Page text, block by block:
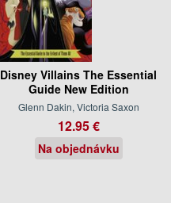
Disney Villains The Essential
Guide New Edition
Glenn Dakin, Victoria Saxon
12.95 €
Na objednávku